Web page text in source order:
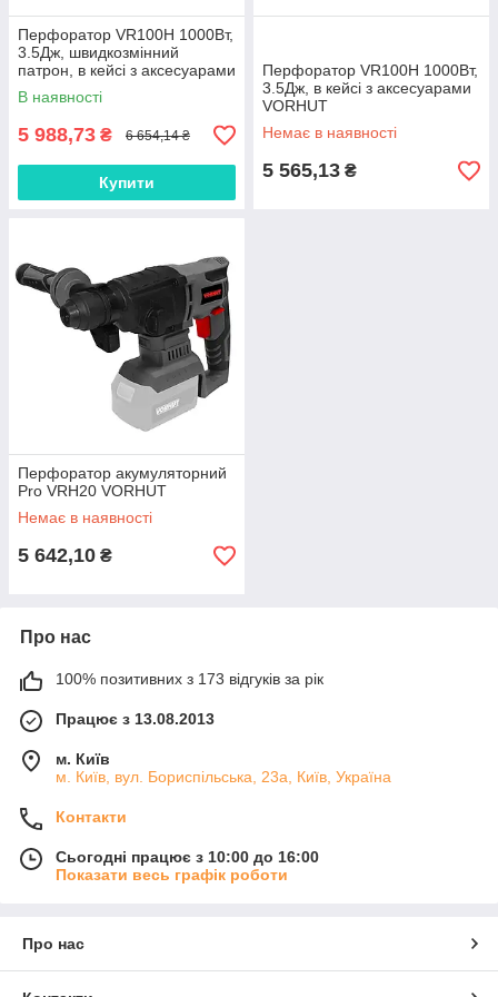
Перфоратор VR100H 1000Вт,
3.5Дж, швидкозмінний
патрон, в кейсі з аксесуарами
VORHUT
В наявності
5 988,73 ₴ 6 654,14 ₴
Купити
Перфоратор VR100H 1000Вт,
3.5Дж, в кейсі з аксесуарами
VORHUT
Немає в наявності
5 565,13 ₴
Перфоратор акумуляторний
Pro VRH20 VORHUT
Немає в наявності
5 642,10 ₴
Про нас
100% позитивних з 173 відгуків за рік
Працює з 13.08.2013
м. Київ
м. Київ, вул. Бориспільська, 23а, Київ, Україна
Контакти
Сьогодні працює з 10:00 до 16:00
Показати весь графік роботи
Про нас